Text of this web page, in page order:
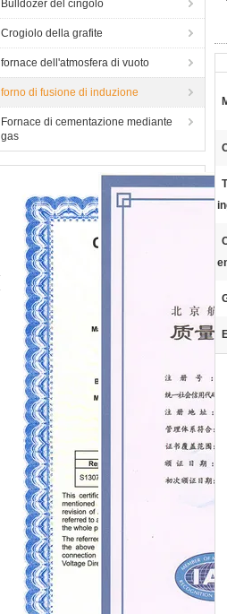
Bulldozer del cingolo
Crogiolo della grafite
fornace dell'atmosfera di vuoto
forno di fusione di induzione
Fornace di cementazione mediante
gas